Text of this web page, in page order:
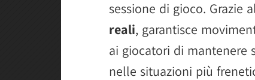
sessione di gioco. Grazie
reali, garantisce
ai giocatori di mantenere
nelle situazioni più